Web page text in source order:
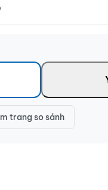
trang so sánh